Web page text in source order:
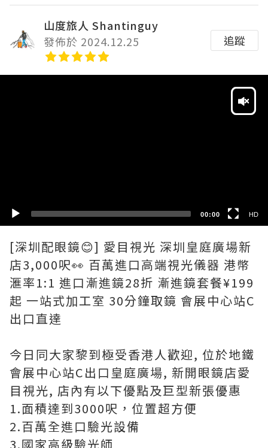
山度旅人 Shantinguy
發佈於 2024.12.25
追蹤
00:00 HD
[深圳配眼鏡😊] 愛目視光 深圳皇庭廣場新
店3,000呎👀 百萬進口高端視光儀器 港幣
滙率1:1 進口漸進鏡28折 漸進鏡套餐¥199
起 一站式加工室 30分鐘取鏡 會展中心站C
出口直達
今日同大家黎到極受香港人歡迎, 位於地鐵
會展中心站C出口皇庭廣場, 新開眼鏡店愛
目視光, 店內有以下優點及巨型新張優惠
1.面積達到3000呎，位置超方便
2.百萬全進口驗光設備
3.國家高級驗光師